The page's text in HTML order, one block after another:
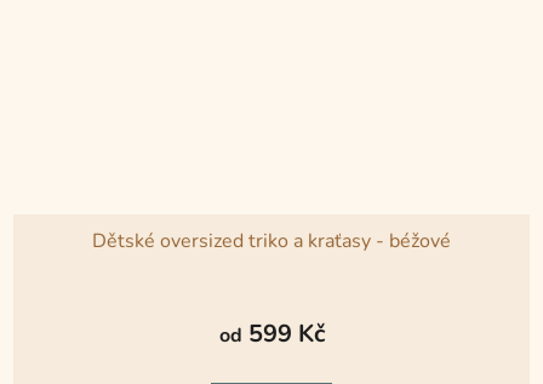
Dětské oversized triko a kraťasy - béžové
hodnocení
od 599 Kč